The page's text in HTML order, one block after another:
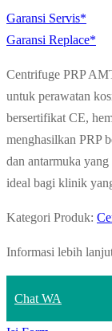
Garansi Servis*
Garansi Replace*
Centrifuge PRP
untuk perawatan
bersertifikat CE,
menghasilkan PRP
dan antarmuka
ideal bagi klinik
Kategori Produk:
Informasi lebih
Chat WA